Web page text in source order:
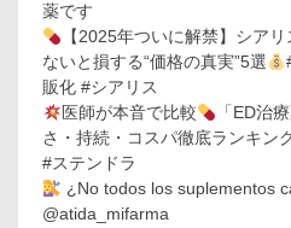
薬です
【2025年ついに解禁】シア
ないと損する“価格の真実”5選
販化 #シアリス
医師が本音で比較
「ED治
さ・持続・コスパ徹底ランキン
#ステンドラ
¿No todos los suplementos
@atida_mifarma